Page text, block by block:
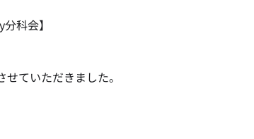
科会】
ていただきました。